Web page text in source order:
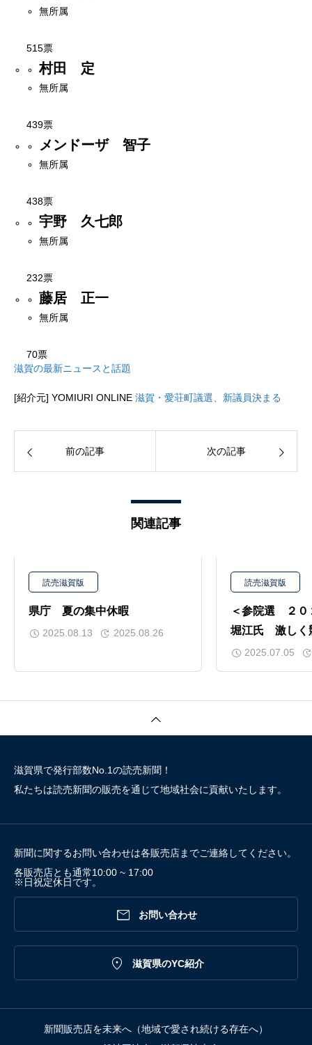
無所属
515票
村田 定
無所属
439票
メンドーザ 智子
無所属
438票
宇野 久七郎
無所属
232票
藤居 正一
無所属
70票
滋賀の最新ニュースと話題
[紹介元] YOMIURI ONLINE 滋賀・愛荘町議選、新議員決まる
前の記事 次の記事
関連記事
読売滋賀版
県庁 夏の集中休暇
2025.08.13 2025.08.26
読売滋賀版
＜参院選 ２０
堀江氏 激しく
2025.07.05
滋賀県で発行部数No.1の読売新聞！
私たちは読売新聞の販売を通じて地域社会に貢献いたします。
新聞に関するお問い合わせは各販売店までご連絡してください。
各販売店とも通常10:00 ~ 17:00
※日祝定休日です。
 お問い合わせ
 滋賀県のYC紹介
新聞販売店を未来へ（地域で愛され続ける存在へ）